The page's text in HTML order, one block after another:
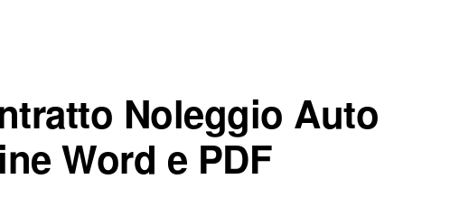
Noleggio Auto
Word e PDF